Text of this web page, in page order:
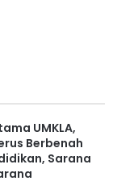
UMKLA,
Berbenah
Sarana